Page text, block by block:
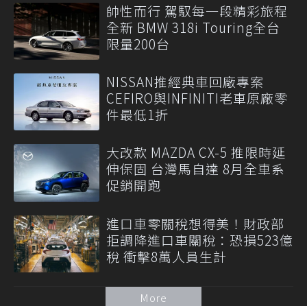
帥性而行 駕馭每一段精彩旅程
全新 BMW 318i Touring全台
限量200台
NISSAN推經典車回廠專案
CEFIRO與INFINITI老車原廠零
件最低1折
大改款 MAZDA CX-5 推限時延
伸保固 台灣馬自達 8月全車系
促銷開跑
進口車零關稅想得美！財政部
拒調降進口車關稅：恐損523億
稅 衝擊8萬人員生計
More